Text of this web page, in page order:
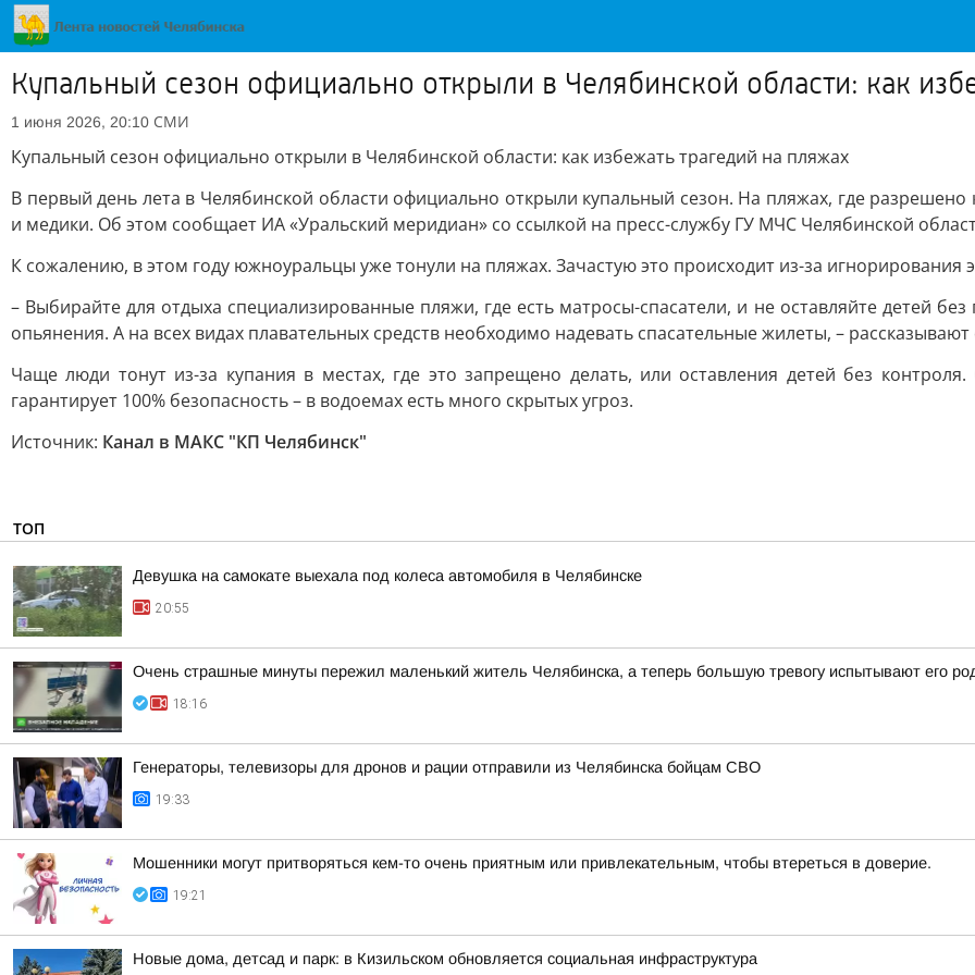
Купальный сезон официально открыли в Челябинской области: как
1 июня 2026, 20:10 СМИ
Купальный сезон официально открыли в Челябинской области: как избежать трагедий на пляжах
В первый день лета в Челябинской области официально открыли купальный сезон. На пляжах, где
и медики. Об этом сообщает ИА «Уральский меридиан» со ссылкой на пресс-службу ГУ МЧС Челябинской
К сожалению, в этом году южноуральцы уже тонули на пляжах. Зачастую это происходит из-за игнорирования
– Выбирайте для отдыха специализированные пляжи, где есть матросы-спасатели, и не оставляйте детей
опьянения. А на всех видах плавательных средств необходимо надевать спасательные жилеты, –
Чаще люди тонут из-за купания в местах, где это запрещено делать, или оставления детей без
гарантирует 100% безопасность – в водоемах есть много скрытых угроз.
Источник: Канал в МАКС "КП Челябинск"
ТОП
Девушка на самокате выехала под колеса автомобиля в Челябинске
20:55
Очень страшные минуты пережил маленький житель Челябинска, а теперь большую тревогу испытывают его
18:16
Генераторы, телевизоры для дронов и рации отправили из Челябинска бойцам СВО
19:33
Мошенники могут притворяться кем-то очень приятным или привлекательным, чтобы втереться в доверие.
19:21
Новые дома, детсад и парк: в Кизильском обновляется социальная инфраструктура